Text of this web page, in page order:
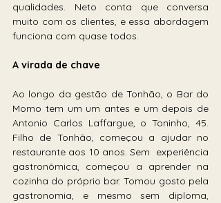
qualidades. Neto conta que conversa
muito com os clientes, e essa abordagem
funciona com quase todos.
A virada de chave
Ao longo da gestão de Tonhão, o Bar do
Momo tem um um antes e um depois de
Antonio Carlos Laffargue, o Toninho, 45.
Filho de Tonhão, começou a ajudar no
restaurante aos 10 anos. Sem  experiência
gastronômica, começou a aprender na
cozinha do próprio bar. Tomou gosto pela
gastronomia, e mesmo sem diploma,